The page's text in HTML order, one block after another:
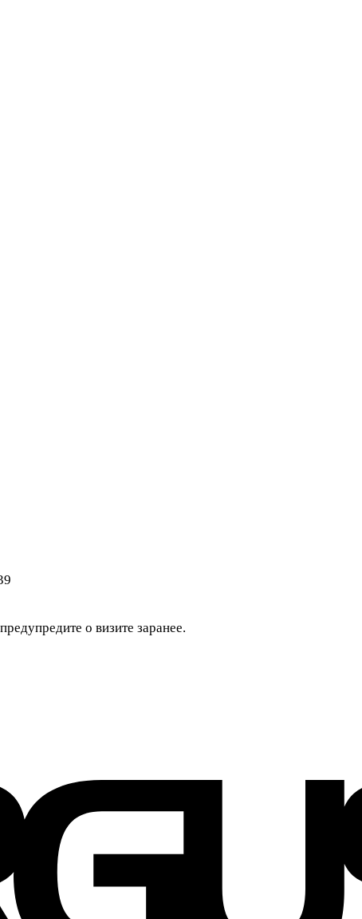
о визите заранее.